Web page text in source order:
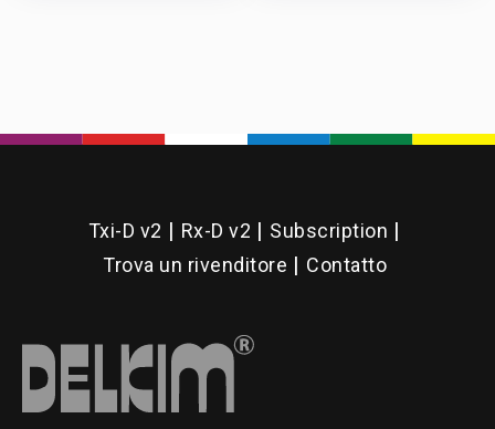
The
the
product
Txi-D v2 Rx-D v2
Subscription
Trova un rivenditore
Contatto